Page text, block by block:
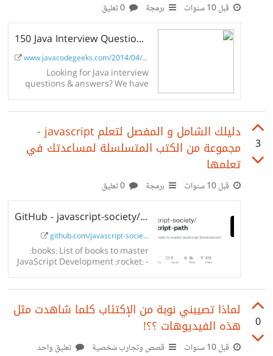
قبل 10 سنوات برمجة
150 Java Interview Questions & Answers - Java Code Geeks - 2026
www.javacodegeeks.com/2014/04/java-int...
Looking for Java interview
questions & answers? We have
the ULTIMATE collection,
3
دليلك الشامل و المفصل لتعلم javascript -
مجموعة من الكتب المتسلسلة لمساعدتك في
تعلمها
قبل 10 سنوات برمجة
GitHub - javascript-society/javascript-path: :books: List of books to master...
github.com/javascript-socie...
:books: List of books to master
JavaScript Development :rocket: -
javascript-society/javascript-
0
لماذا تصيبني نوبة من الإكتئاب كلما شاهدت مثل
هذه الفيديوهات ؟؟!
قبل 10 سنوات قصص وتجارب شخصية تعليق واحد